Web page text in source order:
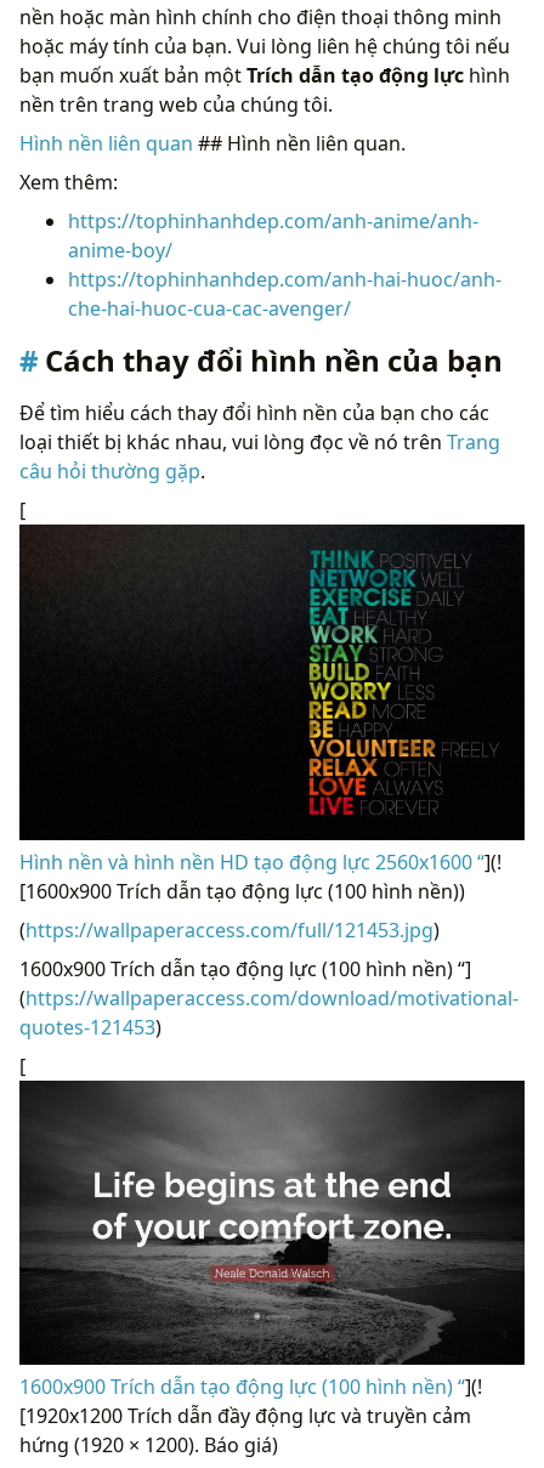
nền hoặc màn hình chính cho điện thoại thông minh
hoặc máy tính của bạn. Vui lòng liên hệ chúng tôi nếu
bạn muốn xuất bản mộtTrích dẫn tạo động lực hình
nền trên trang web của chúng tôi.
Hình nền liên quan ## Hình nền liên quan.
Xem thêm:
https://tophinhanhdep.com/anh-anime/anh-
anime-boy/
https://tophinhanhdep.com/anh-hai-huoc/anh-
che-hai-huoc-cua-cac-avenger/
Cách thay đổi hình nền của bạn
Để tìm hiểu cách thay đổi hình nền của bạn cho các
loại thiết bị khác nhau, vui lòng đọc về nó trên Trang
câu hỏi thường gặp.
[
Hình nền và hình nền HD tạo động lực 2560x1600 “](!
[1600x900 Trích dẫn tạo động lực (100 hình nền))
(https://wallpaperaccess.com/full/121453.jpg)
1600x900 Trích dẫn tạo động lực (100 hình nền) “]
(https://wallpaperaccess.com/download/motivational-
quotes-121453)
[
1600x900 Trích dẫn tạo động lực (100 hình nền) “](!
[1920x1200 Trích dẫn đầy động lực và truyền cảm
hứng (1920 × 1200). Báo giá)